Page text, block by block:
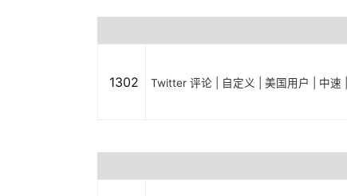
1302 Twitter 评论 | 自定义 | 美国用户 | 中速